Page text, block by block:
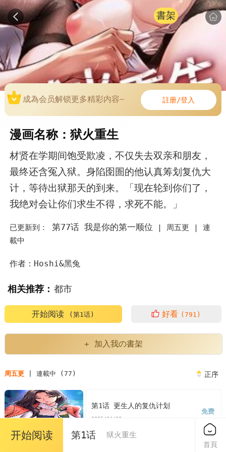
書架
成為会员解锁更多精彩内容~ 註册/登入
漫画名称：狱火重生
材贤在学期间饱受欺凌，不仅失去双亲和朋友，
最终还含冤入狱。身陷囹圄的他认真筹划复仇大
计，等待出狱那天的到来。「现在轮到你们了，
我绝对会让你们求生不得，求死不能。」
已更新到： 第77话 我是你的第一顺位 | 周五更 | 連
載中
作者：Hoshi&黑兔
相关推荐： 都市
开始阅读 (第1话) 好看 (791)
+ 加入我の書架
周五更| 連載中 (77) 正序
第1话 更生人的复仇计划
2025/04/02
免费
开始阅读 第1话 狱火重生
首頁